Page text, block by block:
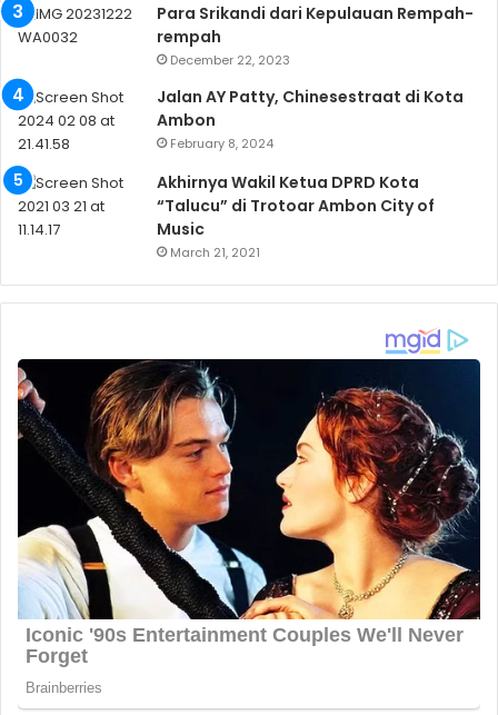
Para Srikandi dari Kepulauan Rempah-
rempah
December 22, 2023
Jalan AY Patty, Chinesestraat di Kota
Ambon
February 8, 2024
Akhirnya Wakil Ketua DPRD Kota
“Talucu” di Trotoar Ambon City of
Music
March 21, 2021